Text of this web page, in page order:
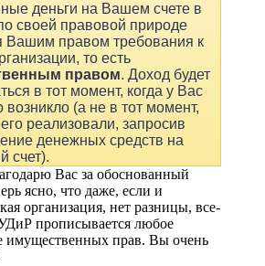
деньги на Вашем счете в
своей правовой природе
Вашим правом требования к
то есть
правом. Доход будет
в тот момент, когда у Вас
возникло (а не в тот момент,
реализовали, запросив
денежных средств на
счет).
Вас за обоснованный
ясно, что даже, если и
организация, нет разницы, все-
прописывается любое
имущественных прав. Вы очень